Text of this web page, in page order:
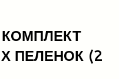
ПЕЛЕНОК (2